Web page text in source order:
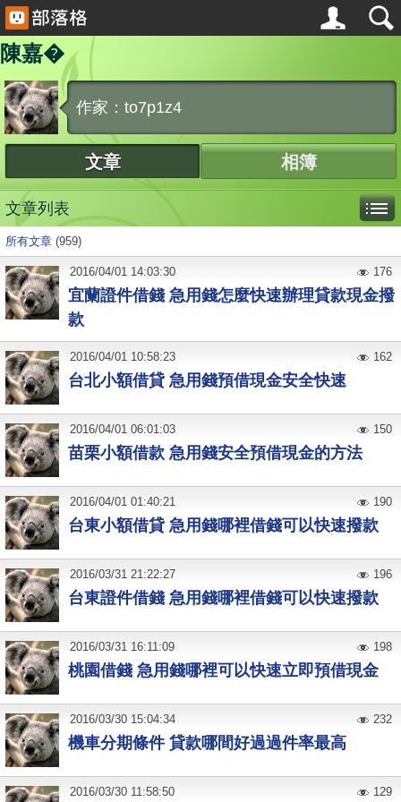
陳嘉�
作家：to7p1z4
文章 相簿
文章列表
所有文章 (959)
宜蘭證件借錢 急用錢怎麼快速辦理貸款現金撥
款
2016/04/01 14:03:30 176
台北小額借貸 急用錢預借現金安全快速
2016/04/01 10:58:23 162
苗栗小額借款 急用錢安全預借現金的方法
2016/04/01 06:01:03 150
台東小額借貸 急用錢哪裡借錢可以快速撥款
2016/04/01 01:40:21 190
台東證件借錢 急用錢哪裡借錢可以快速撥款
2016/03/31 21:22:27 196
桃園借錢 急用錢哪裡可以快速立即預借現金
2016/03/31 16:11:09 198
機車分期條件 貸款哪間好過過件率最高
2016/03/30 15:04:34 232
2016/03/30 11:58:50 129